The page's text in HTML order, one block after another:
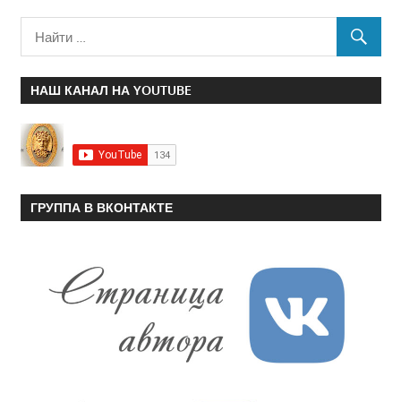
НАШ КАНАЛ НА YOUTUBE
ГРУППА В ВКОНТАКТЕ